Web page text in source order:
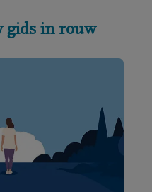
gids in rouw